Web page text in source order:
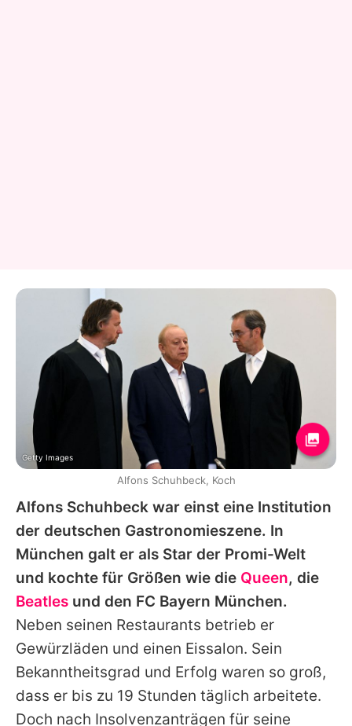
Alfons Schuhbeck war einst eine Institution
der deutschen Gastronomieszene. In
München galt er als Star der Promi-Welt
und kochte für Größen wie die Queen, die
Beatles und den FC Bayern München.
Neben seinen Restaurants betrieb er
Gewürzläden und einen Eissalon. Sein
Bekanntheitsgrad und Erfolg waren so groß,
dass er bis zu 19 Stunden täglich arbeitete.
Doch nach Insolvenzanträgen für seine
Getty Images
Alfons Schuhbeck, Koch